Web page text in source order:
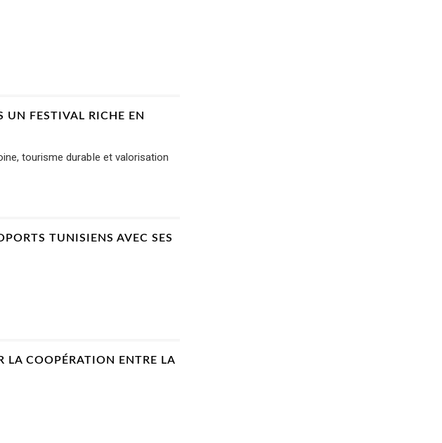
UN FESTIVAL RICHE EN
tourisme durable et valorisation
TUNISIENS AVEC SES
LA COOPÉRATION ENTRE LA